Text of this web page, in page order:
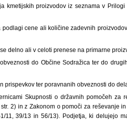
kmetijskih proizvodov iz seznama v
cene ali količine zadevnih
delno ali v celoti prenese na primarne
do Občine Sodražica ter do
prispevkov ter poravnanih obveznosti do
Skupnosti o državnih pomočeh za
2) in z Zakonom o pomoči za reševanje
11, 39/13 in 56/13). Podjetja, ki delujejo